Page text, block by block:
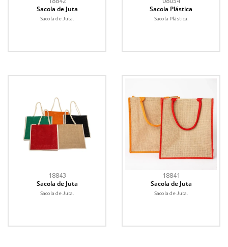
Sacola de Juta
Sacola de Juta.
Sacola Plástica
Sacola Plástica.
18843
Sacola de Juta
Sacola de Juta.
18841
Sacola de Juta
Sacola de Juta.